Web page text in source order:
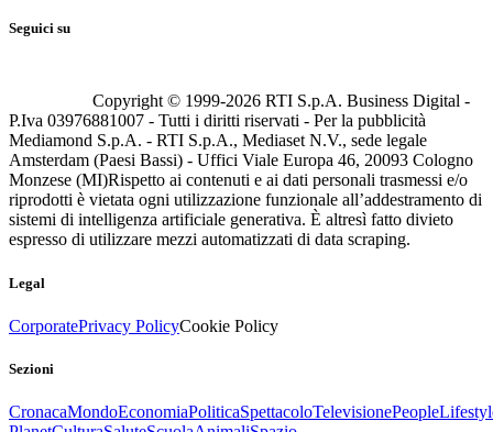
Seguici su
Copyright © 1999-2026 RTI S.p.A. Business Digital -
P.Iva 03976881007 - Tutti i diritti riservati - Per la pubblicità
Mediamond S.p.A. - RTI S.p.A., Mediaset N.V., sede legale
Amsterdam (Paesi Bassi) - Uffici Viale Europa 46, 20093 Cologno
Monzese (MI)Rispetto ai contenuti e ai dati personali trasmessi e/o
riprodotti è vietata ogni utilizzazione funzionale all’addestramento di
sistemi di intelligenza artificiale generativa. È altresì fatto divieto
espresso di utilizzare mezzi automatizzati di data scraping.
Legal
CorporatePrivacy PolicyCookie Policy
Sezioni
CronacaMondoEconomiaPoliticaSpettacoloTelevisionePeople